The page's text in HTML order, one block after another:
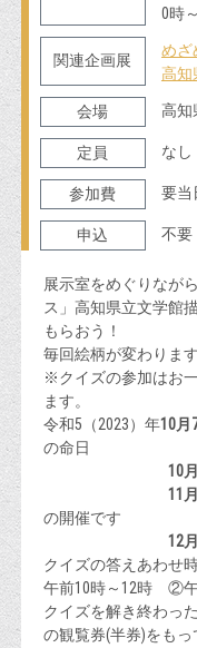
0時
関連企画展
めざ
高知
会場 高知
定員 なし
参加費 要当
申込 不
展示室をめぐりなが
ス」高知県立文学館
もらおう！
毎回絵柄が変わりま
※クイズの参加はお
ます。
令和5（2023）年10月
の命日
10
11
の開催です
12
クイズの答えあわせ
午前10時～12時 ②
クイズを解き終わっ
の観覧券(半券)をもっ